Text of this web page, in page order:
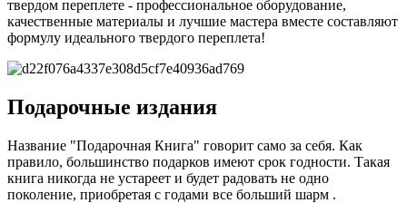
твердом переплете - профессиональное оборудование,
качественные материалы и лучшие мастера вместе составляют
формулу идеального твердого переплета!
Подарочные издания
Название "Подарочная Книга" говорит само за себя. Как
правило, большинство подарков имеют срок годности. Такая
книга никогда не устареет и будет радовать не одно
поколение, приобретая с годами все больший шарм .